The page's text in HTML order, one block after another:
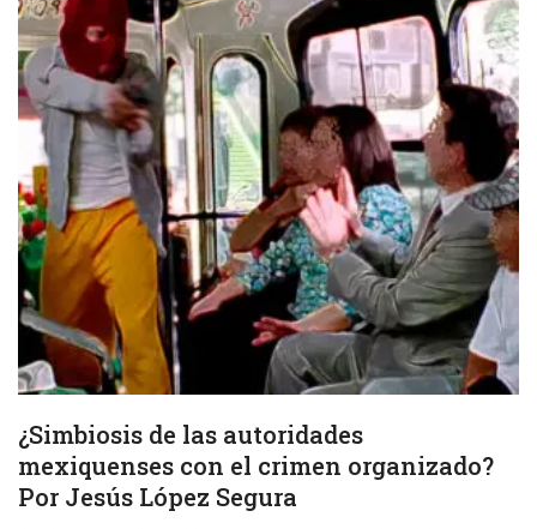
¿Simbiosis de las autoridades
mexiquenses con el crimen organizado?
Por Jesús López Segura